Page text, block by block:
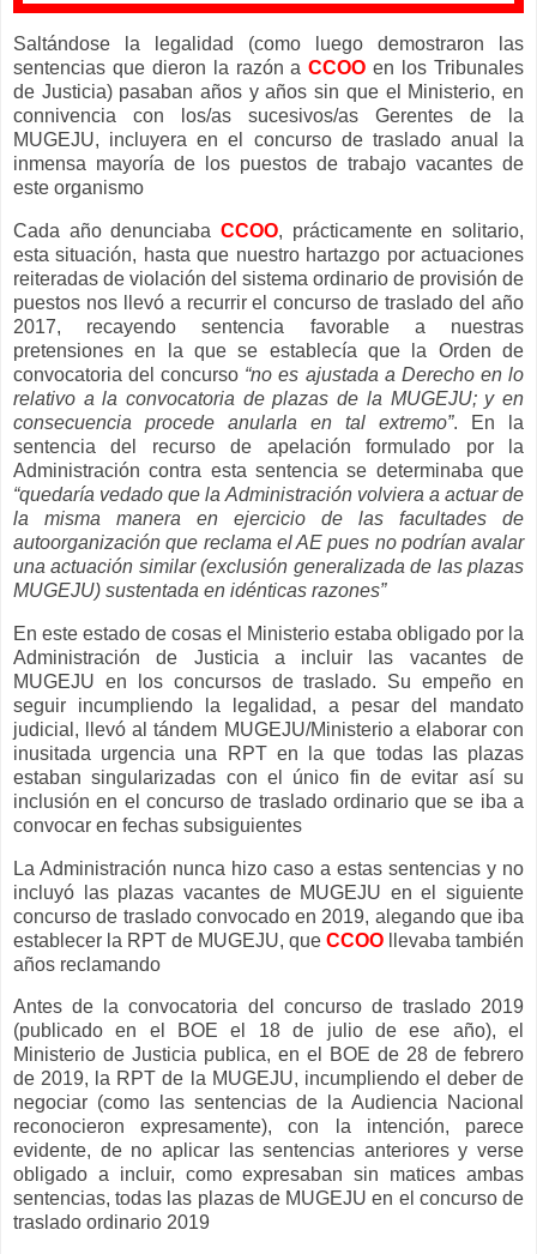
Saltándose la legalidad (como luego demostraron las
sentencias que dieron la razón aCCOO en los Tribunales
de Justicia) pasaban años y años sin que el Ministerio, en
connivencia con los/as sucesivos/as Gerentes de la
MUGEJU, incluyera en el concurso de traslado anual la
inmensa mayoría de los puestos de trabajo vacantes de
este organismo
Cada año denunciaba CCOO, prácticamente en solitario,
esta situación, hasta que nuestro hartazgo por actuaciones
reiteradas de violación del sistema ordinario de provisión de
puestos nos llevó a recurrir el concurso de traslado del año
2017, recayendo sentencia favorable a nuestras
pretensiones en la que se establecía que la Orden de
convocatoria del concurso “no es ajustada a Derecho en lo
relativo a la convocatoria de plazas de la MUGEJU; y en
consecuencia procede anularla en tal extremo”. En la
sentencia del recurso de apelación formulado por la
Administración contra esta sentencia se determinaba que
“quedaría vedado que la Administración volviera a actuar de
la misma manera en ejercicio de las facultades de
autoorganización que reclama el AE pues no podrían avalar
una actuación similar (exclusión generalizada de las plazas
MUGEJU) sustentada en idénticas razones”
En este estado de cosas el Ministerio estaba obligado por la
Administración de Justicia a incluir las vacantes de
MUGEJU en los concursos de traslado. Su empeño en
seguir incumpliendo la legalidad, a pesar del mandato
judicial, llevó al tándem MUGEJU/Ministerio a elaborar con
inusitada urgencia una RPT en la que todas las plazas
estaban singularizadas con el único fin de evitar así su
inclusión en el concurso de traslado ordinario que se iba a
convocar en fechas subsiguientes
La Administración nunca hizo caso a estas sentencias y no
incluyó las plazas vacantes de MUGEJU en el siguiente
concurso de traslado convocado en 2019, alegando que iba
establecer la RPT de MUGEJU, que CCOO llevaba también
años reclamando
Antes de la convocatoria del concurso de traslado 2019
(publicado en el BOE el 18 de julio de ese año), el
Ministerio de Justicia publica, en el BOE de 28 de febrero
de 2019, la RPT de la MUGEJU, incumpliendo el deber de
negociar (como las sentencias de la Audiencia Nacional
reconocieron expresamente), con la intención, parece
evidente, de no aplicar las sentencias anteriores y verse
obligado a incluir, como expresaban sin matices ambas
sentencias, todas las plazas de MUGEJU en el concurso de
traslado ordinario 2019